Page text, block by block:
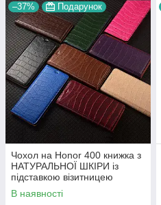
–37% Подарунок
Чохол на Honor 400 книжка з
НАТУРАЛЬНОЇ ШКІРИ із
підставкою візитницею
протиударний магнітний
"LUXOR"
В наявності